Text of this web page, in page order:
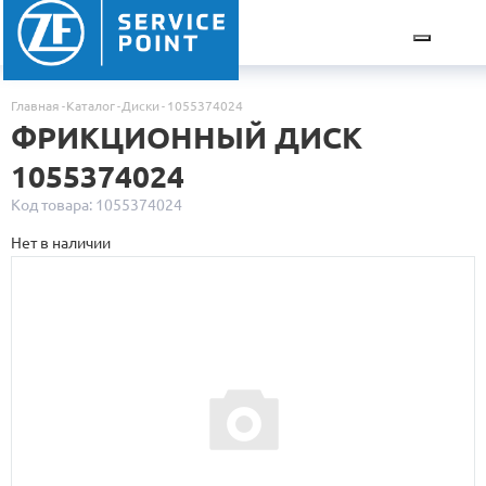
Главная Каталог Диски 1055374024
ФРИКЦИОННЫЙ ДИСК
1055374024
Код товара: 1055374024
Нет в наличии